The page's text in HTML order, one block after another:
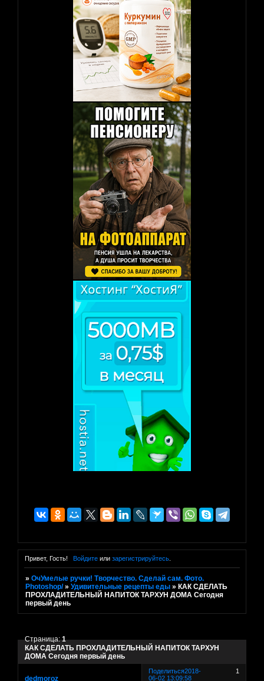
Привет, Гость! Войдитеили зарегистрируйтесь.
»ОчУмелые ручки! Творчество. Сделай сам. Фото.
Photoshop/ »Удивительные рецепты еды » КАК СДЕЛАТЬ
ПРОХЛАДИТЕЛЬНЫЙ НАПИТОК ТАРХУН ДОМА Сегодня
первый день
КАК СДЕЛАТЬ ПРОХЛАДИТЕЛЬНЫЙ НАПИТОК ТАРХУН
ДОМА Сегодня первый день
Страница:1
Поделиться 1
2018-
06-02 13:09:58
dedmoroz